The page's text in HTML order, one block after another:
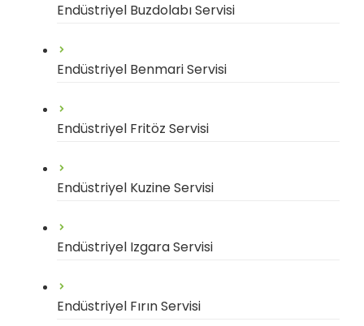
Endüstriyel Buzdolabı Servisi
Endüstriyel Benmari Servisi
Endüstriyel Fritöz Servisi
Endüstriyel Kuzine Servisi
Endüstriyel Izgara Servisi
Endüstriyel Fırın Servisi